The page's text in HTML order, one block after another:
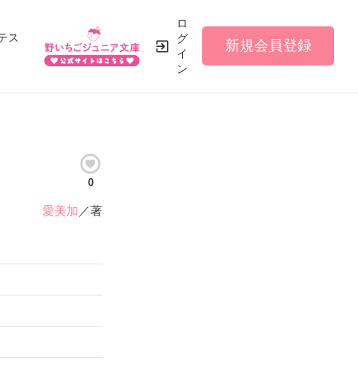
ス
ロ
グ
イ
ン
新規会員登録
0
愛美加 ／著